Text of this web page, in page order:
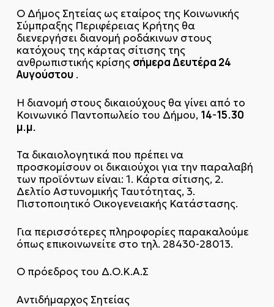
Ο Δήμος Σητείας ως εταίρος της Κοινωνικής
Σύμπραξης Περιφέρειας Κρήτης θα
διενεργήσει διανομή ροδάκινων στους
κατόχους της κάρτας σίτισης της
ανθρωπιστικής κρίσης σήμερα Δευτέρα 24
Αυγούστου.
Η διανομή στους δικαιούχους θα γίνει από το
Κοινωνικό Παντοπωλείο του Δήμου, 14-15.30
μ.μ.
Τα δικαιολογητικά που πρέπει να
προσκομίσουν οι δικαιούχοι για την παραλαβή
των προϊόντων είναι: 1. Κάρτα σίτισης, 2.
Δελτίο Αστυνομικής Ταυτότητας, 3.
Πιστοποιητικό Οικογενειακής Κατάστασης.
Για περισσότερες πληροφορίες παρακαλούμε
όπως επικοινωνείτε στο τηλ. 28430-28013.
Ο πρόεδρος του Δ.Ο.Κ.Α.Σ
Αντιδήμαρχος Σητείας